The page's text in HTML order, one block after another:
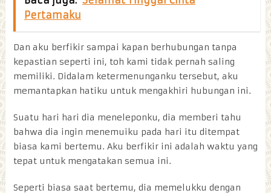
Pertamaku
Dan aku berfikir sampai kapan berhubungan tanpa
kepastian seperti ini, toh kami tidak pernah saling
memiliki. Didalam ketermenunganku tersebut, aku
memantapkan hatiku untuk mengakhiri hubungan ini.
Suatu hari hari dia meneleponku, dia memberi tahu
bahwa dia ingin menemuiku pada hari itu ditempat
biasa kami bertemu. Aku berfikir ini adalah waktu yang
tepat untuk mengatakan semua ini.
Seperti biasa saat bertemu, dia memelukku dengan